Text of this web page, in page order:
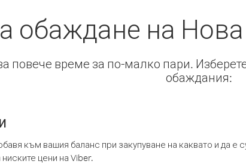
обаждане на
повече време за по-малко пари.
обаждания:
към вашия баланс при закупуване на каквато и да
цени на Viber.